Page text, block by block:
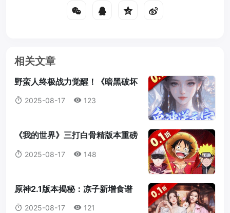
相关文章
野蛮人终极战力觉醒！《暗黑破坏
神2：重制版》符文之语最强搭配
指南
2025-08-17 123
《我的世界》三打白骨精版本重磅
来袭：天赋点系统全解析，打造属
于你的最强冒险者！
2025-08-17 148
原神2.1版本揭秘：凉子新增食谱
与隐藏料理全解析
2025-08-17 121